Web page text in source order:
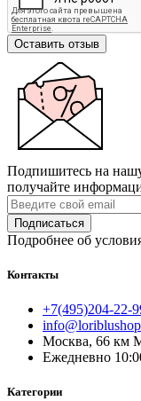
Оставить отзыв
Подпишитесь на
получайте
Подписаться
Подробнее об
Контакты
+7(495)204-22-
Москва, 66 км
Ежедневно
Категории